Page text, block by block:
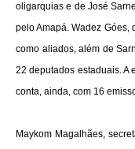
oligarquias e de José
pelo Amapá. Wadez Góes,
como aliados, além de
22 deputados estaduais. A
conta, ainda, com 16
Maykom Magalhães,